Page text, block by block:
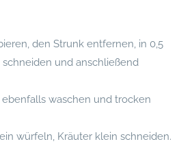
den Strunk entfernen, in 0,5
und anschließend
waschen und trocken
würfeln, Kräuter klein schneiden.